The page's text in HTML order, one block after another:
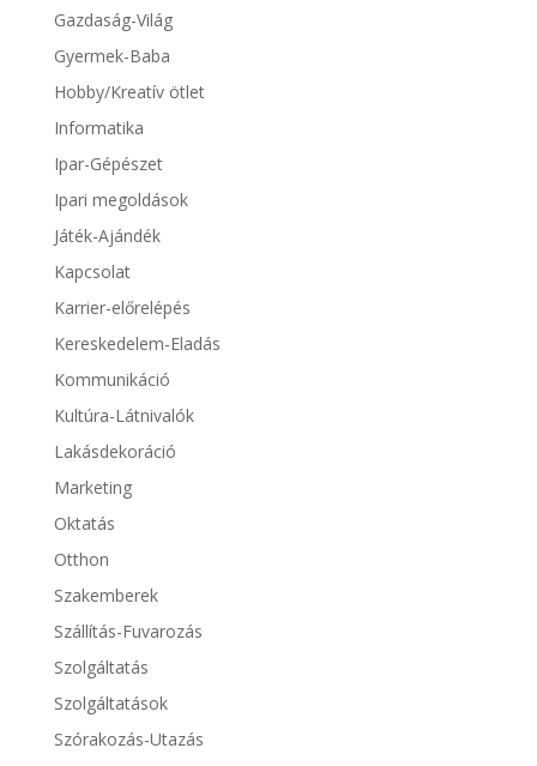
Gazdaság-Világ
Gyermek-Baba
Hobby/Kreatív ötlet
Informatika
Ipar-Gépészet
Ipari megoldások
Játék-Ajándék
Kapcsolat
Karrier-előrelépés
Kereskedelem-Eladás
Kommunikáció
Kultúra-Látnivalók
Lakásdekoráció
Marketing
Oktatás
Otthon
Szakemberek
Szállítás-Fuvarozás
Szolgáltatás
Szolgáltatások
Szórakozás-Utazás